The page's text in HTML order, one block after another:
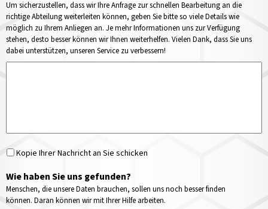
Um sicherzustellen, dass wir Ihre Anfrage zur schnellen Bearbeitung an die
richtige Abteilung weiterleiten können, geben Sie bitte so viele Details wie
möglich zu Ihrem Anliegen an. Je mehr Informationen uns zur Verfügung
stehen, desto besser können wir Ihnen weiterhelfen. Vielen Dank, dass Sie uns
dabei unterstützen, unseren Service zu verbessern!
Kopie Ihrer Nachricht an Sie schicken
Wie haben Sie uns gefunden?
Menschen, die unsere Daten brauchen, sollen uns noch besser finden
können. Daran können wir mit Ihrer Hilfe arbeiten.